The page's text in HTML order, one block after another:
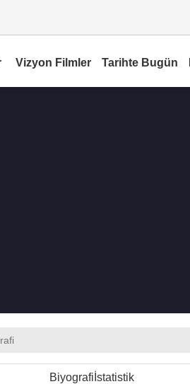
Vizyon Filmler Tarihte Bugün
Biyografi İstatistik